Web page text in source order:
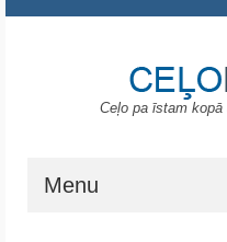
Ceļo pa īstam
Menu